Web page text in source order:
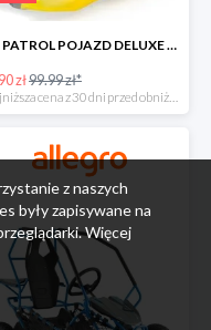
PSI PATROL POJAZD DELUXE FIGURKA CHASE MIGHTY PUPS -40%
zł99.99 zł*
*najniższa cena z 30 dni przed obniżką
z naszych
były zapisywane na
Więcej